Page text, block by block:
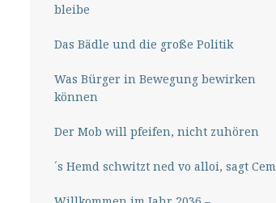
bleibe
Das Bädle und die große Politik
Was Bürger in Bewegung bewirken
können
Der Mob will pfeifen, nicht zuhören
´s Hemd schwitzt ned vo alloi, sagt Cem